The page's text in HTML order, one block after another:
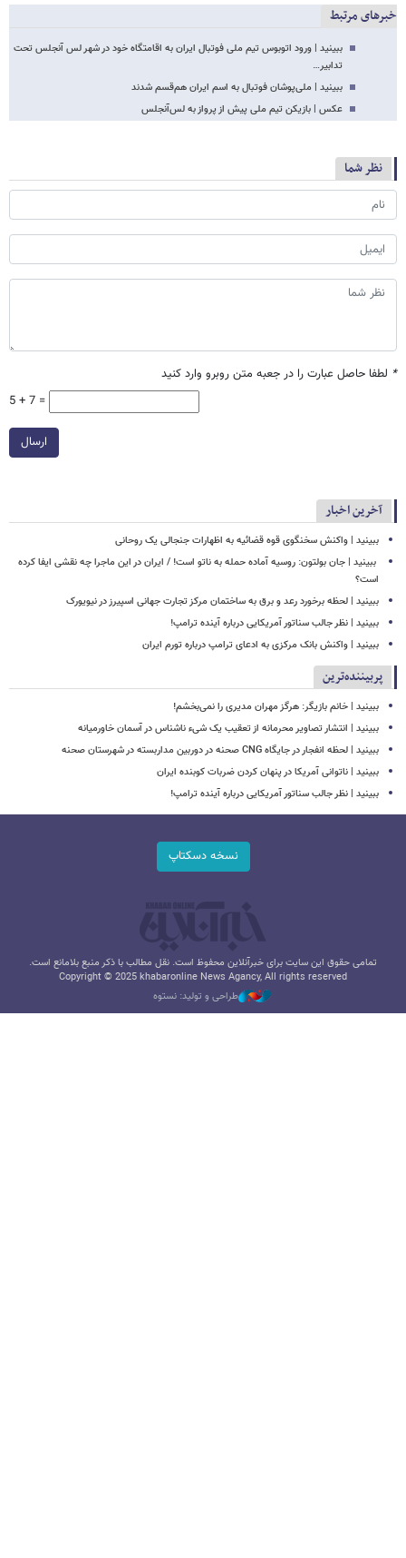
خبرهای مرتبط
ببینید | ورود اتوبوس تیم ملی فوتبال ایران به اقامتگاه خود در شهر لس آنجلس تحت
تدابیر…
ببینید | ملی‌پوشان فوتبال به اسم ایران هم‌قسم شدند
عکس | بازیکن تیم ملی پیش از پرواز به لس‌آنجلس
نظر شما
* لطفا حاصل عبارت را در جعبه متن روبرو وارد کنید
5 + 7 =
ارسال
آخرین اخبار
ببینید | واکنش سخنگوی قوه قضائیه به اظهارات جنجالی یک روحانی
‏ ببینید | جان بولتون: روسیه آماده حمله به ناتو است! / ایران در این ماجرا چه نقشی ایفا کرده
است؟
ببینید | لحظه برخورد رعد و برق به ساختمان مرکز تجارت جهانی اسپیرز در نیویورک
ببینید | نظر جالب سناتور آمریکایی درباره آینده ترامپ!
ببینید | واکنش بانک مرکزی به ادعای ترامپ درباره تورم ایران
پربیننده‌ترین
ببینید | خانم بازیگر: هرگز مهران مدیری را نمی‌بخشم!
ببینید | انتشار تصاویر محرمانه از تعقیب یک شیء ناشناس در آسمان خاورمیانه
ببینید | لحظه انفجار در جایگاه CNG صحنه در دوربین مداربسته در شهرستان صحنه
‏ببینید | ناتوانی آمریکا در پنهان کردن ضربات کوبنده ایران
ببینید | نظر جالب سناتور آمریکایی درباره آینده ترامپ!
نسخه دسکتاپ
تمامی حقوق این سایت برای خبرآنلاین محفوظ است. نقل مطالب با ذکر منبع بلامانع است.
Copyright © 2025 khabaronline News Agancy, All rights reserved
طراحی و تولید: نستوه